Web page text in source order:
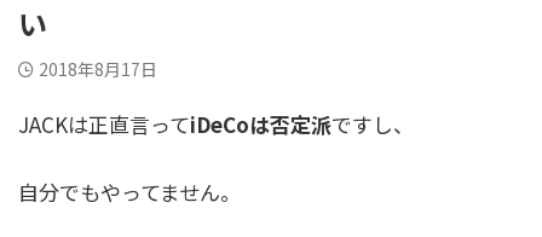
い
2018年8月17日
JACKは正直言ってiDeCoは否定派ですし、
自分でもやってません。